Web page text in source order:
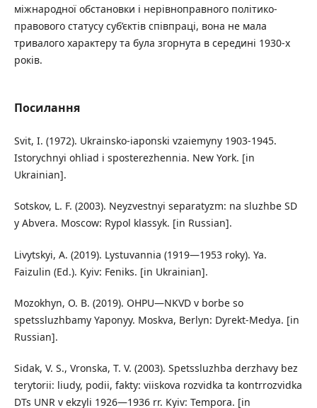
міжнародної обстановки і нерівноправного політико-
правового статусу суб’єктів співпраці, вона не мала
тривалого характеру та була згорнута в середині 1930-х
років.
Посилання
Svit, I. (1972). Ukrainsko-iaponski vzaiemyny 1903-1945.
Istorychnyi ohliad i sposterezhennia. New York. [in
Ukrainian].
Sotskov, L. F. (2003). Neyzvestnyi separatyzm: na sluzhbe SD
y Abvera. Moscow: Rypol klassyk. [in Russian].
Livytskyi, A. (2019). Lystuvannia (1919—1953 roky). Ya.
Faizulin (Ed.). Kyiv: Feniks. [in Ukrainian].
Mozokhyn, O. B. (2019). OHPU—NKVD v borbe so
spetssluzhbamy Yaponyy. Moskva, Berlyn: Dyrekt-Medya. [in
Russian].
Sidak, V. S., Vronska, T. V. (2003). Spetssluzhba derzhavy bez
terytorii: liudy, podii, fakty: viiskova rozvidka ta kontrrozvidka
DTs UNR v ekzyli 1926—1936 rr. Kyiv: Tempora. [in